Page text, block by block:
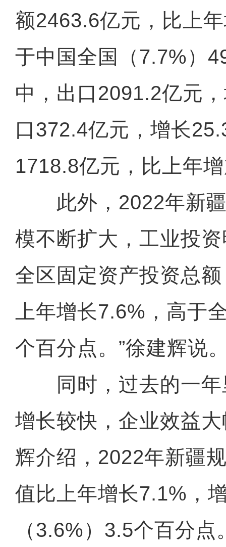
额2463.6亿元，比上
于中国全国（7.7%）
中，出口2091.2亿元
口372.4亿元，增长
1718.8亿元，比上年
此外，2022年新疆
模不断扩大，工业投
全区固定资产投资总
上年增长7.6%，高于
个百分点。”徐建辉说
同时，过去的一年
增长较快，企业效益
辉介绍，2022年新疆
值比上年增长7.1%，
（3.6%）3.5个百分